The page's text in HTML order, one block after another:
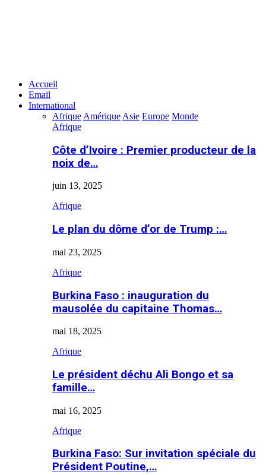
Accueil
Email
International
Afrique Amérique Asie Europe Monde
Afrique
Côte d’Ivoire : Premier producteur de la
noix de…
juin 13, 2025
Afrique
Le plan du dôme d’or de Trump :…
mai 23, 2025
Afrique
Burkina Faso : inauguration du
mausolée du capitaine Thomas…
mai 18, 2025
Afrique
Le président déchu Ali Bongo et sa
famille…
mai 16, 2025
Afrique
Burkina Faso: Sur invitation spéciale du
Président Poutine,…